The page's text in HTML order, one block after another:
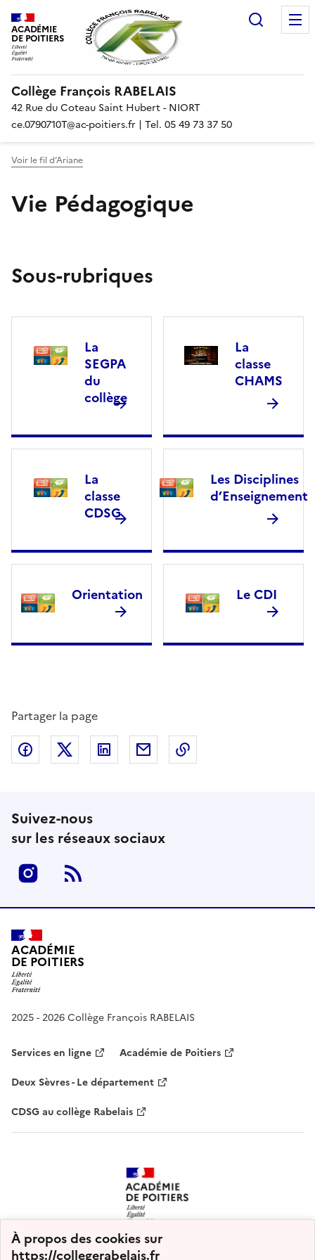
À propos des cookies sur
https://collegerabelais.fr
ACADÉMIE
DE POITIERS
Collège François RABELAIS
42 Rue du Coteau Saint Hubert - NIORT
ce.0790710T@ac-poitiers.fr | Tel. 05 49 73 37 50
Voir le fil d’Ariane
Vie Pédagogique
Sous-rubriques
La
SEGPA
du
collège
La
classe
CHAMS
La
classe
CDSG
Les Disciplines
d’Enseignement
Orientation Le CDI
Partager la page
Partager sur Facebook
Partager sur Twitter
Partager sur LinkedIn
Partager par email
Suivez-nous
sur les réseaux sociaux
Instagram
ACADÉMIE
DE POITIERS
2025 - 2026 Collège François RABELAIS
Services en ligne
Académie de Poitiers
Deux Sèvres - Le département
CDSG au collège Rabelais